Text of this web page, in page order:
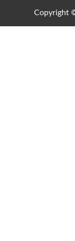
Copyright